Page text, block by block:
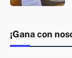
¡Gana con